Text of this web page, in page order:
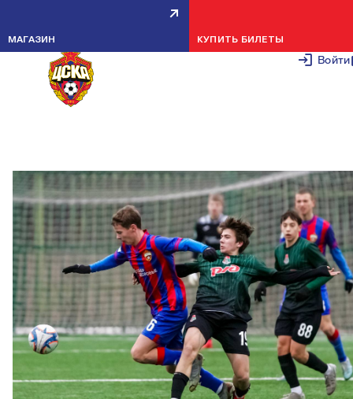
Войти
МАГАЗИН КУПИТЬ БИЛЕТЫ
ЗИМНЕЕ ПЕРВЕНСТВО МОСКВЫ:
ВОСПИТАННИКИ АКАДЕМИИ
ПРОВЕЛИ МАТЧИ ВТОРОГО